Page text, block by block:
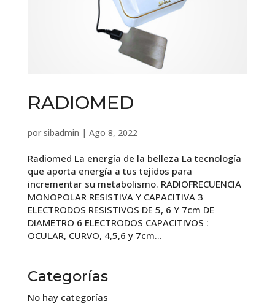
RADIOMED
por sibadmin | Ago 8, 2022
Radiomed La energía de la belleza La tecnología
que aporta energía a tus tejidos para
incrementar su metabolismo. RADIOFRECUENCIA
MONOPOLAR RESISTIVA Y CAPACITIVA 3
ELECTRODOS RESISTIVOS DE 5, 6 Y 7cm DE
DIAMETRO 6 ELECTRODOS CAPACITIVOS :
OCULAR, CURVO, 4,5,6 y 7cm...
Categorías
No hay categorías